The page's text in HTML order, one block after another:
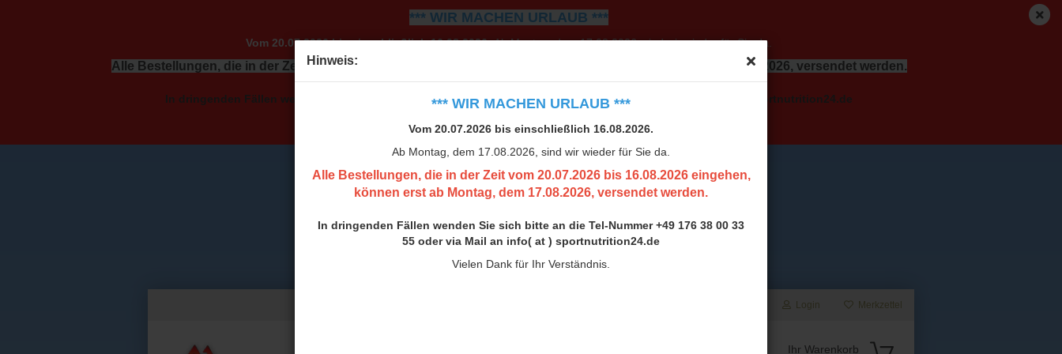
Hinweis:
*** WIR MACHEN URLAUB ***
Vom 20.07.2026 bis einschließlich 16.08.2026.
Ab Montag, dem 17.08.2026, sind wir wieder für Sie da.
Alle Bestellungen, die in der Zeit vom 20.07.2026 bis 16.08.2026 eingehen,
können erst ab Montag, dem 17.08.2026, versendet werden.
In dringenden Fällen wenden Sie sich bitte an die Tel-Nummer +49 176 38 00 33
55 oder via Mail an info( at ) sportnutrition24.de
Vielen Dank für Ihr Verständnis.
Suche...
Login Merkzettel
Ihr Warenkorb
*** WIR MACHEN URLAUB ***
Vom 20.07.2026 bis einschließlich 16.08.2026.Ab Montag, dem 17.08.2026, sind wir wieder für Sie da.
Alle Bestellungen, die in der Zeit vom 20.07.2026 bis 16.08.2026 eingehen, können erst ab Montag, dem 17.08.2026, versendet werden.
In dringenden Fällen wenden Sie sich bitte an die Tel-Nummer +49 176 38 00 33 55 oder via Mail an info( at ) sportnutrition24.de